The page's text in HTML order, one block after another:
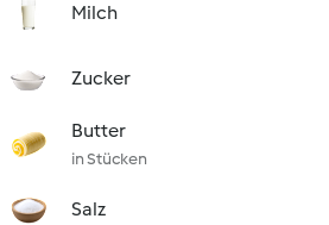
Milch
Zucker
Butter
in Stücken
Salz